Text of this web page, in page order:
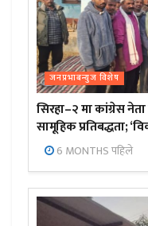
जनप्रभाबन्युज विशेष
सिरहा–२ मा कांग्रेस
सामूहिक प्रतिबद्धता;
6 MONTHS पहिले